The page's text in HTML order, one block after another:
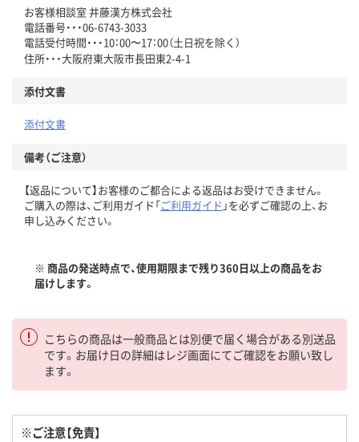
お客様相談室 井藤漢方株式会社
電話番号・・・06-6743-3033
電話受付時間・・・10：00〜17：00（土日祝を除く）
住所・・・大阪府東大阪市長田東2-4-1
添付文書
添付文書
備考（ご注意）
【返品について】お客様のご都合による返品はお受けできません。
ご購入の際は、ご利用ガイド「ご利用ガイド 」を必ずご確認の上、お
申し込みください。
※ 商品の発送時点で、使用期限まで残り360日以上の商品をお
届けします。
こちらの商品は一般商品とは別便で届く場合がある別送品
です。お届け日の詳細はレジ画面にてご確認をお願い致し
ます。
※ご注意【免責】